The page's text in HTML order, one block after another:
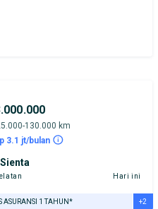
130.000 km
3.1 jt/bulan
Hari ini
ASURANSI 1 TAHUN* +2